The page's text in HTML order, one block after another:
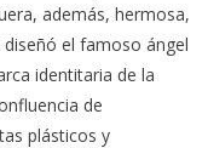
además, hermosa,
el famoso ángel
identitaria de la
de
plásticos y